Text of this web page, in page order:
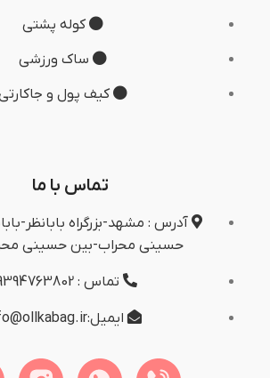
کوله پشتی
ساک ورزشی
کیف پول و
تماس با ما
حسینی محراب-بین حسینی محراب 10
تماس : 09394763802
ایمیل:info@ollkabag.ir